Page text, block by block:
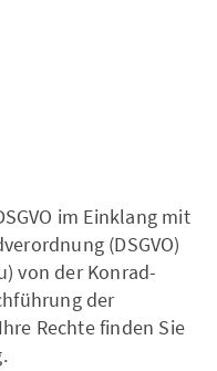
im Einklang mit
(DSGVO)
von der Konrad-
der
Rechte finden Sie